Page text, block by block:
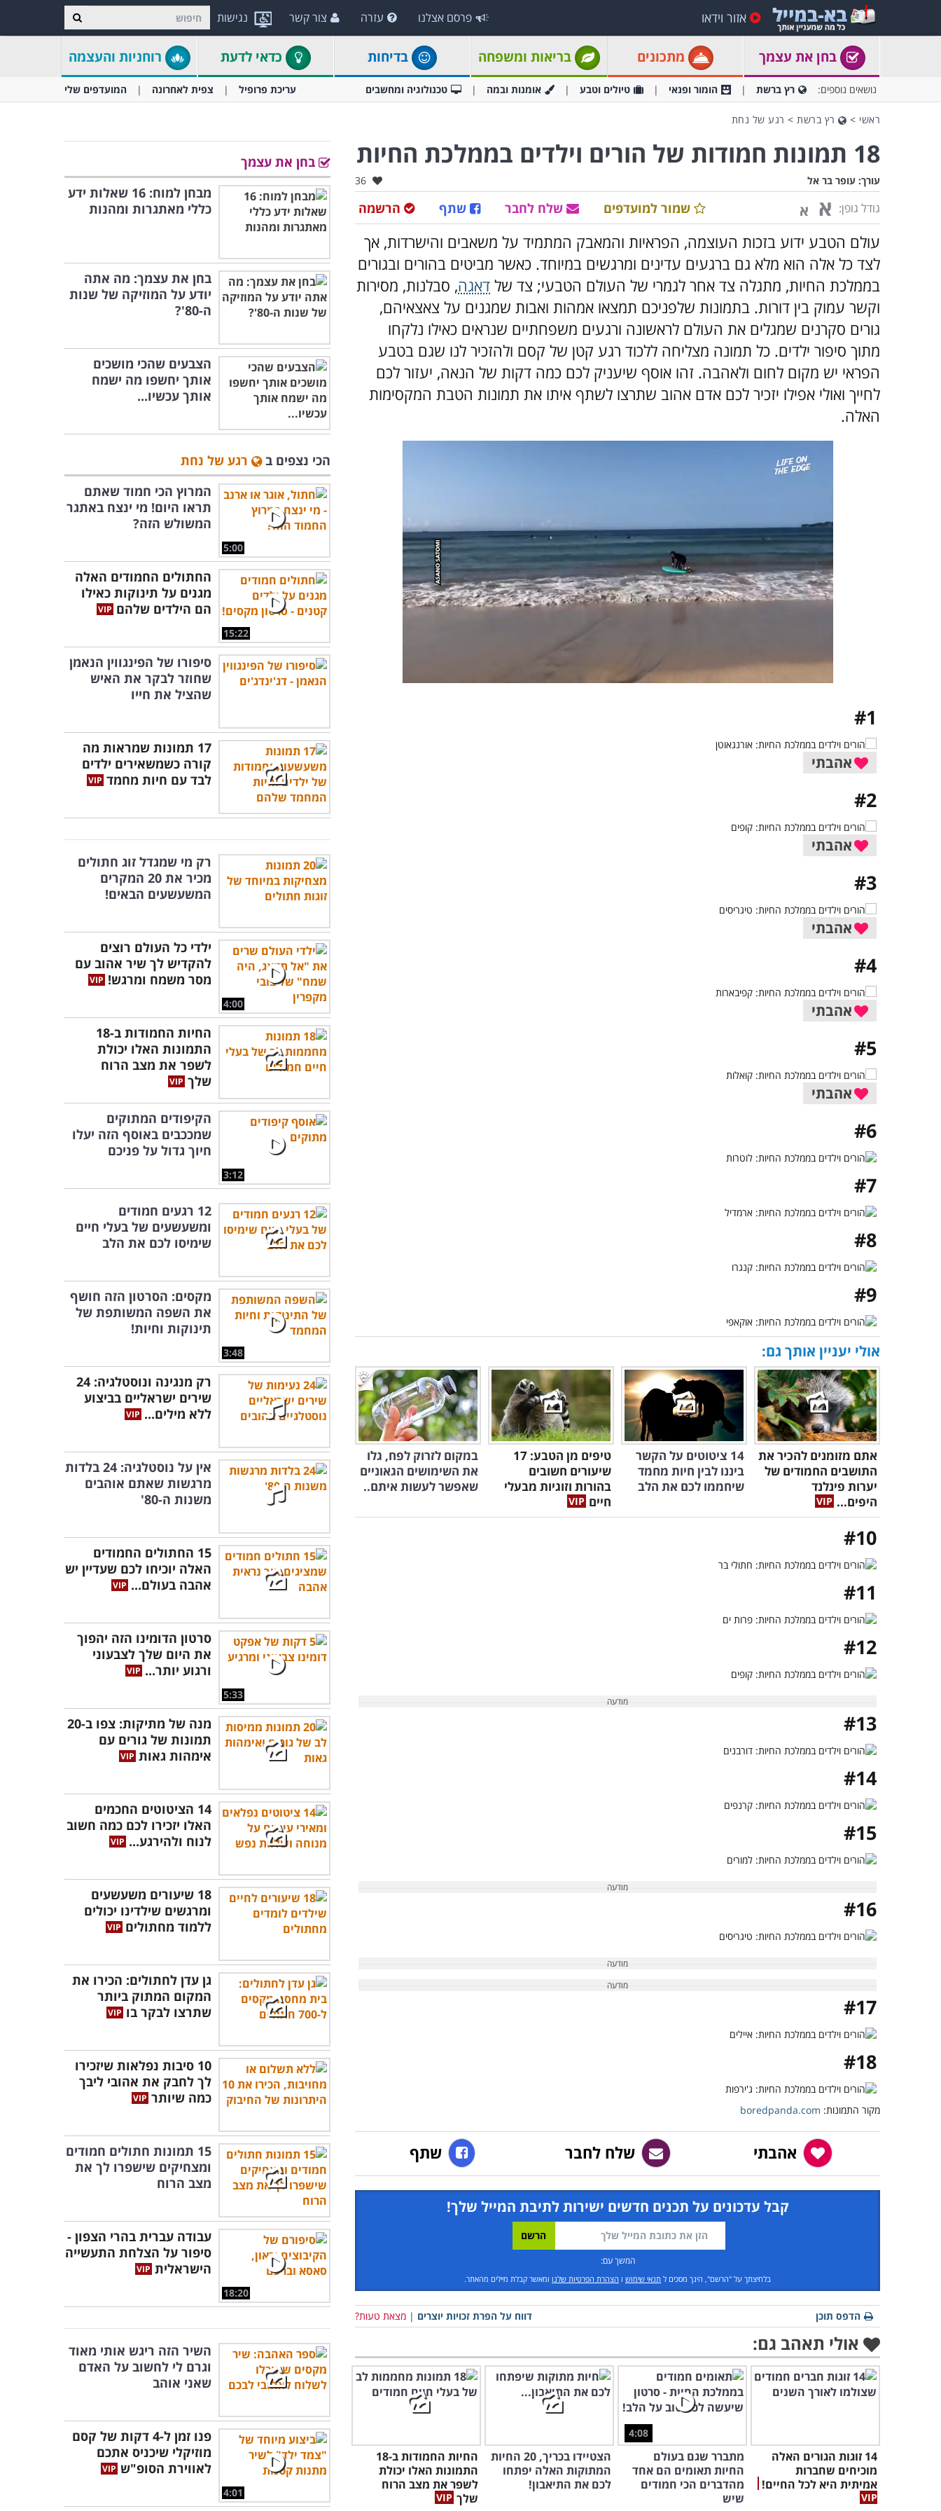
נגישות אזור וידאו פרסם אצלנו עזרה צור קשר
בחן את עצמך מתכונים בריאות ומשפחה בדיחות כדאי לדעת רוחניות והעצמה
נושאים נוספים: רץ ברשת הומור ופנאי טיולים וטבע אומנות ובמה טכנולוגיה ומחשבים עריכת פרופיל צפית לאחרונה המועדפים שלי
ראשי > רץ ברשת > רגע של נחת
18 תמונות חמודות של הורים וילדים בממלכת החיות
עורך: עופר בר אל אהבו:
36
גודל גופן: א א הרשמה שתף שלח לחבר שמור למועדפים
עולם הטבע ידוע בזכות העוצמה, הפראיות והמאבק המתמיד על משאבים והישרדות, אך
לצד כל אלה הוא מלא גם ברגעים עדינים ומרגשים במיוחד. כאשר מביטים בהורים ובגורים
בממלכת החיות, מתגלה צד אחר לגמרי של העולם הטבעי; צד שלדאגה, סבלנות, מסירות
וקשר עמוק בין דורות. בתמונות שלפניכם תמצאו אמהות ואבות שמגנים על צאצאיהם,
גורים סקרנים שמגלים את העולם לראשונה ורגעים משפחתיים שנראים כאילו נלקחו
מתוך סיפור ילדים. כל תמונה מצליחה ללכוד רגע קטן של קסם ולהזכיר לנו שגם בטבע
הפראי יש מקום לחום ולאהבה. זהו אוסף שיעניק לכם כמה דקות של הנאה, יעזור לכם
לחייך ואולי אפילו יזכיר לכם אדם אהוב שתרצו לשתף איתו את תמונות הטבת המקסימות
האלה.
#1
אהבתי
#2
אהבתי
#3
אהבתי
#4
אהבתי
#5
אהבתי
#6
#7
#8
#9
אולי יעניין אותך גם:
אתם מזומנים להכיר את
התושבים החמודים של
יערות פינלנד
היפים...
14 ציטוטים על הקשר
ביננו לבין חיות מחמד
שיחממו לכם את הלב
טיפים מן הטבע: 17
שיעורים חשובים
בהורות וזוגיות מבעלי
חיים
במקום לזרוק לפח, גלו
את השימושים הגאוניים
שאפשר לעשות איתם..
#10
#11
#12
#13
#14
#15
#16
#17
#18
מקור התמונות: boredpanda.com
אהבתי שלח לחבר שתף
קבל עדכונים על תכנים חדשים ישירות לתיבת המייל שלך!
המשך עם:
בלחיצתך על "הרשם", הינך מסכים ל תנאי שימוש ו הצהרת הפרטיות שלנו ומאשר קבלת מיילים מהאתר.
דווח על הפרת זכויות יוצרים | מצאת טעות? הדפס תוכן
אולי תאהב גם:
14 זוגות הגורים האלה
מוכיחים שחברות
אמיתית היא לכל החיים!
4:08
מתברר שגם בעולם
החיות תאומים הם אחד
מהדברים הכי חמודים
שיש
הצטיידו בכריך, 20 החיות
המתוקות האלה יפתחו
לכם את התיאבון!
החיות החמודות ב-18
התמונות האלו יכולת
לשפר את מצב הרוח
שלך
בחן את עצמך
מבחן למוח: 16 שאלות ידע
כללי מאתגרות ומהנות
בחן את עצמך: מה אתה
יודע על המוזיקה של שנות
ה-80'?
הצבעים שהכי מושכים
אותך יחשפו מה ישמח
אותך עכשיו...
הכי נצפים ב רגע של נחת
5:00
המרוץ הכי חמוד שאתם
תראו היום! מי ינצח באתגר
המשולש הזה?
15:22
החתולים החמודים האלה
מגנים על תינוקות כאילו
הם הילדים שלהם
סיפורו של הפינגווין הנאמן
שחוזר לבקר את האיש
שהציל את חייו
17 תמונות שמראות מה
קורה כשמשאירים ילדים
לבד עם חיות מחמד
רק מי שמגדל זוג חתולים
מכיר את 20 המקרים
המשעשעים הבאים!
4:00
ילדי כל העולם רוצים
להקדיש לך שיר אהוב עם
מסר משמח ומרגש!
החיות החמודות ב-18
התמונות האלו יכולת
לשפר את מצב הרוח
שלך
3:12
הקיפודים המתוקים
שמככבים באוסף הזה יעלו
חיוך גדול על פניכם
12 רגעים חמודים
ומשעשעים של בעלי חיים
שימיסו לכם את הלב
3:48
מקסים: הסרטון הזה חושף
את השפה המשותפת של
תינוקות וחיות!
רק מנגינה ונוסטלגיה: 24
שירים ישראליים בביצוע
ללא מילים...
אין על נוסטלגיה: 24 בלדות
מרגשות שאתם אוהבים
משנות ה-80'
15 החתולים החמודים
האלה יוכיחו לכם שעדיין יש
אהבה בעולם...
5:33
סרטון הדומינו הזה יהפוך
את היום שלך לצבעוני
ורגוע יותר...
מנה של מתיקות: צפו ב-20
תמונות של גורים עם
אימהות גאות
14 הציטוטים החכמים
האלו יזכירו לכם כמה חשוב
לנוח ולהירגע...
18 שיעורים משעשעים
ומרגשים שילדינו יכולים
ללמוד מחתולים
גן עדן לחתולים: הכירו את
המקום המתוק ביותר
שתרצו לבקר בו
10 סיבות נפלאות שיזכירו
לך לחבק את אהובי ליבך
כמה שיותר
15 תמונות חתולים חמודים
ומצחיקים שישפרו לך את
מצב הרוח
18:20
עבודה עברית בהרי הצפון -
סיפור על הצלחת התעשייה
הישראלית
השיר הזה ריגש אותי מאוד
וגרם לי לחשוב על האדם
שאני אוהב
4:01
פנו זמן ל-4 דקות של קסם
מוזיקלי שיכניס אתכם
לאווירת הסופ"ש